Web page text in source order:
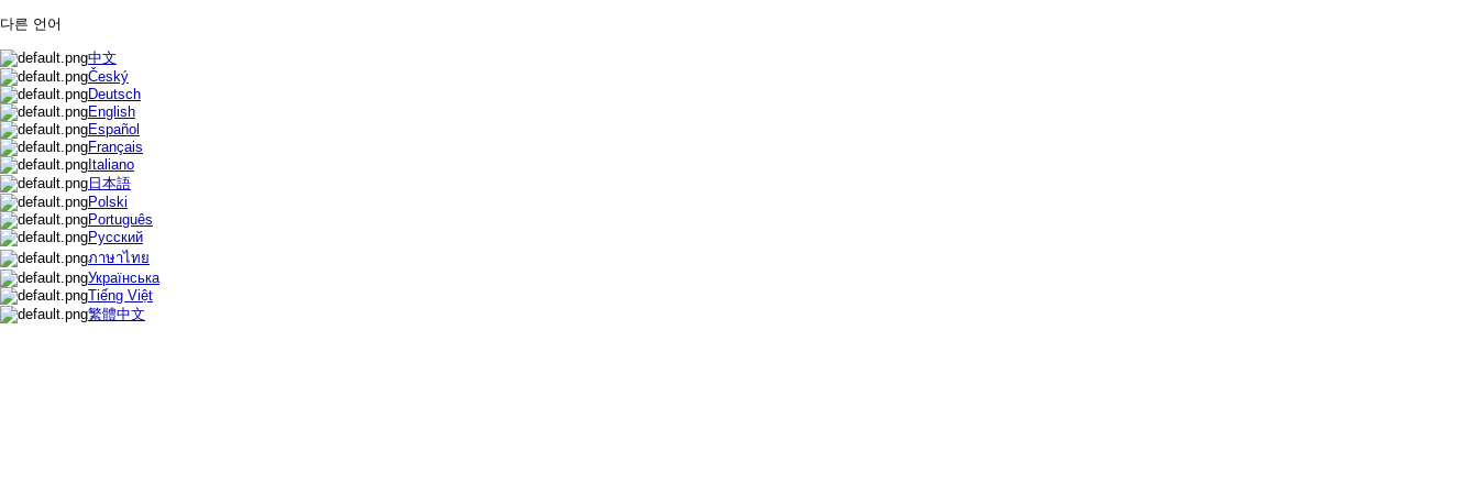
다른 언어
中文
Český
Deutsch
English
Español
Français
Italiano
日本語
Polski
Português
Русский
ภาษาไทย
Українська
Tiếng Việt
繁體中文